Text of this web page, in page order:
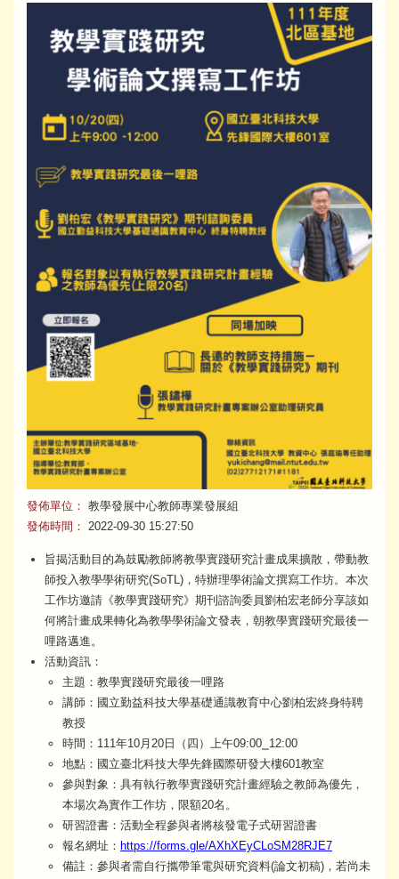
發佈單位： 教學發展中心教師專業發展組
發佈時間：
2022-09-30 15:27:50
​旨揭活動目的為鼓勵教師將教學實踐研究計畫成果擴散，帶動教
師投入教學學術研究(SoTL)，特辦理學術論文撰寫工作坊。本次
工作坊邀請《教學實踐研究》期刊諮詢委員劉柏宏老師分享該如
何將計畫成果轉化為教學學術論文發表，朝教學實踐研究最後一
哩路邁進。
活動資訊：
主題：教學實踐研究最後一哩路
講師：國立勤益科技大學基礎通識教育中心劉柏宏終身特聘
教授
時間：111年10月20日（四）上午09:00⎯12:00
地點：國立臺北科技大學先鋒國際研發大樓601教室
參與對象：具有執行教學實踐研究計畫經驗之教師為優先，
本場次為實作工作坊，限額20名。
研習證書：活動全程參與者將核發電子式研習證書
報名網址： https://forms.gle/AXhXEyCLoSM28RJE7
備註：參與者需自行攜帶筆電與研究資料(論文初稿)，若尚未